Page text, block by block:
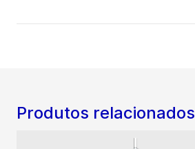
Produtos relacionados